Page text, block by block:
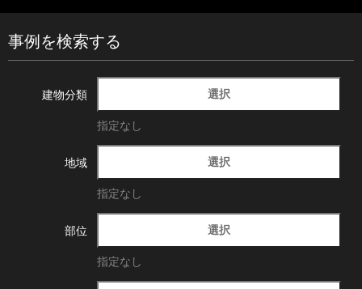
事例を検索する
建物分類 選択
指定なし
地域 選択
指定なし
部位 選択
指定なし